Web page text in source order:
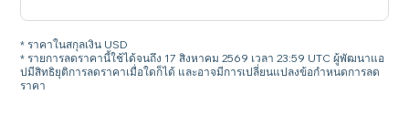
* ราคาในสกุลเงิน USD
* รายการลดราคานี้ใช้ได้จนถึง 17 สิงหาคม 2569 เวลา 23:59 UTC ผู้พัฒนาแอ
ปมีสิทธิยุติการลดราคาเมื่อใดก็ได้ และอาจมีการเปลี่ยนแปลงข้อกำหนดการลด
ราคา